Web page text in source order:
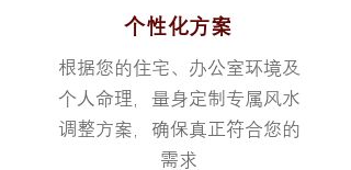
个性化方案
根据您的住宅、办公室环境及
个人命理，量身定制专属风水
调整方案，确保真正符合您的
需求